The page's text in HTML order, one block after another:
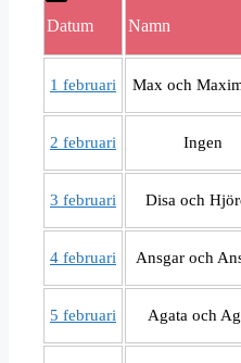
Datum Namn
1 februari Max och
2 februari Ingen
3 februari Disa och
4 februari Ansgar och
5 februari Agata och